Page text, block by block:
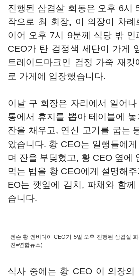
진행된 삼겹살 회동은 오후 6시
작으로 최 회장, 이 의장이 차례
이어 오후 7시 9분께 식당 밖
CEO가 탄 검정색 세단이 가게
트레이드마크인 검정 가죽 재
로 가게에 입장했습니다.
이날 구 회장은 자리에서 일어나
통에서 휴지를 뽑아 테이블에
잔을 채우고, 연신 고기를 굽는
았습니다. 황 CEO는 일행들에
며 잔을 부딪혔고, 황 CEO 옆에
먹는 법을 황 CEO에게 설명해
EO는 깻잎에 김치, 파채와 함
습니다.
젠슨 황 엔비디아 CEO가 5일 오후 진행된 삼겹살
진=연합뉴스)
식사 중에는 황 CEO 이 의장의